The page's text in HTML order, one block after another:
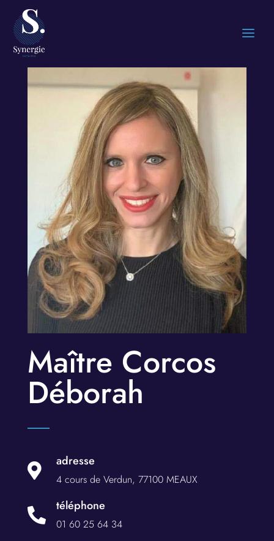
Maître Corcos
Déborah

adresse
4 cours de Verdun, 77100 MEAUX

téléphone
01 60 25 64 34